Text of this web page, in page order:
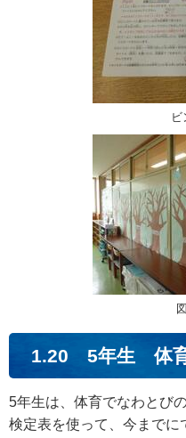
ビ
1.20 5年生 体
5年生は、体育でなわとび
検定表を使って、今まで